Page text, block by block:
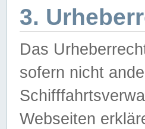
3.
Das
sofern nicht
Webseiten